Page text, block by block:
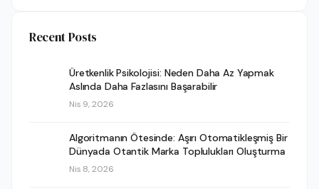
Recent Posts
Üretkenlik Psikolojisi: Neden Daha Az Yapmak
Aslında Daha Fazlasını Başarabilir
Nis 9, 2026
Algoritmanın Ötesinde: Aşırı Otomatikleşmiş Bir
Dünyada Otantik Marka Toplulukları Oluşturma
Nis 8, 2026